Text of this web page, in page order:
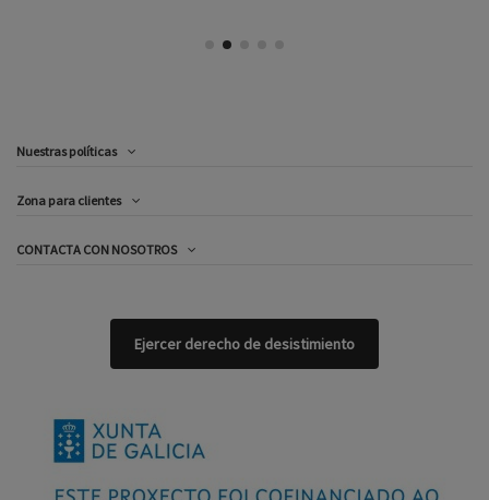
Nuestras políticas
Zona para clientes
CONTACTA CON NOSOTROS
Ejercer derecho de desistimiento